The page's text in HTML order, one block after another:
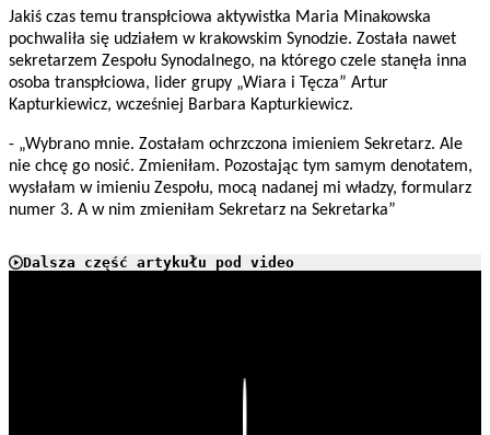
Jakiś czas temu transpłciowa aktywistka Maria Minakowska
pochwaliła się udziałem w krakowskim Synodzie. Została nawet
sekretarzem Zespołu Synodalnego, na którego czele stanęła inna
osoba transpłciowa, lider grupy „Wiara i Tęcza” Artur
Kapturkiewicz, wcześniej Barbara Kapturkiewicz.
- „Wybrano mnie. Zostałam ochrzczona imieniem Sekretarz. Ale
nie chcę go nosić. Zmieniłam. Pozostając tym samym denotatem,
wysłałam w imieniu Zespołu, mocą nadanej mi władzy, formularz
numer 3. A w nim zmieniłam Sekretarz na Sekretarka”
Dalsza część artykułu pod video